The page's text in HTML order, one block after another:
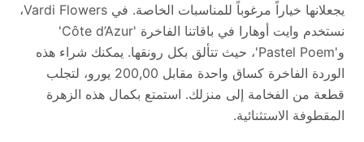
يجعلانها خياراً مرغوباً للمناسبات الخاصة. في Vardi Flowers،
نستخدم وايت أوهارا في باقاتنا الفاخرة 'Côte d’Azur'
و'Pastel Poem'، حيث تتألق بكل رونقها. يمكنك شراء هذه
الوردة الفاخرة كساق واحدة مقابل 200,00 يورو، لتجلب
قطعة من الفخامة إلى منزلك. استمتع بكمال هذه الزهرة
المقطوفة الاستثنائية.